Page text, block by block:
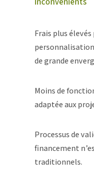
Frais plus
de grande
Moins de
adaptée aux
Processus de
financement
traditionnels.